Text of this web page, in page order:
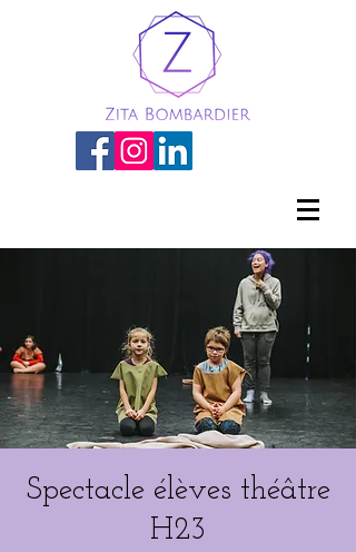
Spectacle élèves théâtre
H23